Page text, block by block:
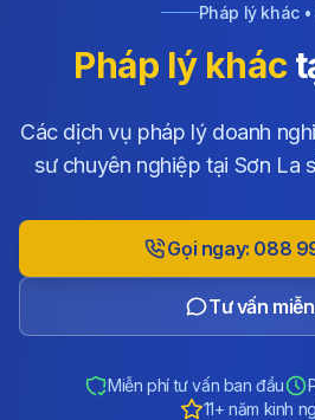
Pháp lý khác •
Pháp lý khác
Các dịch vụ pháp lý doanh
sư chuyên nghiệp tại Sơn La
Gọi ngay: 088
Tư vấn
Miễn phí tư vấn ban đầu
11+ năm kinh